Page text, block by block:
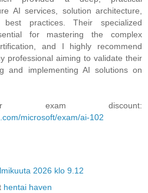
AI services, solution architecture,
best practices. Their specialized
for mastering the complex
and I highly recommend
professional aiming to validate their
and implementing AI solutions on
exam discount:
microsoft/exam/ai-102
2026 klo 9.12
hentai haven